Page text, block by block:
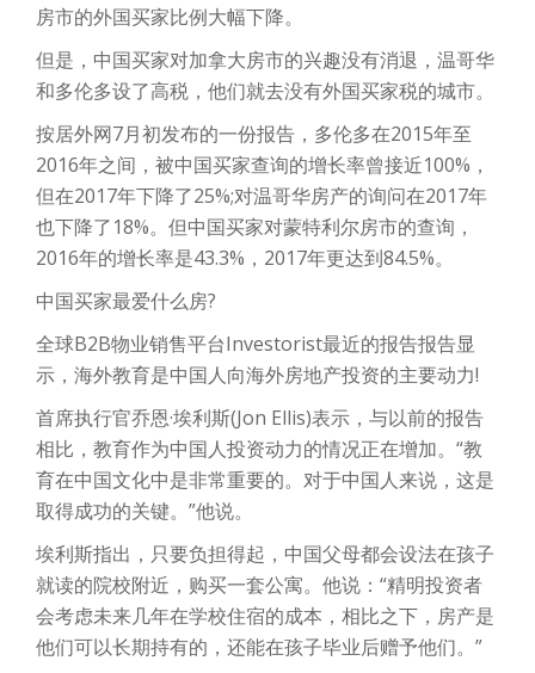
房市的外国买家比例大幅下降。
但是，中国买家对加拿大房市的兴趣没有消退，温哥华
和多伦多设了高税，他们就去没有外国买家税的城市。
按居外网7月初发布的一份报告，多伦多在2015年至
2016年之间，被中国买家查询的增长率曾接近100%，
但在2017年下降了25%;对温哥华房产的询问在2017年
也下降了18%。但中国买家对蒙特利尔房市的查询，
2016年的增长率是43.3%，2017年更达到84.5%。
中国买家最爱什么房?
全球B2B物业销售平台Investorist最近的报告报告显
示，海外教育是中国人向海外房地产投资的主要动力!
首席执行官乔恩·埃利斯(Jon Ellis)表示，与以前的报告
相比，教育作为中国人投资动力的情况正在增加。“教
育在中国文化中是非常重要的。对于中国人来说，这是
取得成功的关键。”他说。
埃利斯指出，只要负担得起，中国父母都会设法在孩子
就读的院校附近，购买一套公寓。他说：“精明投资者
会考虑未来几年在学校住宿的成本，相比之下，房产是
他们可以长期持有的，还能在孩子毕业后赠予他们。”